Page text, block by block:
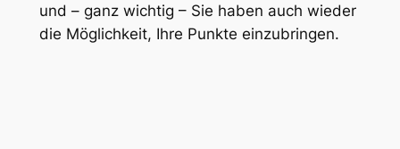
und – ganz wichtig – Sie haben auch wieder
die Möglichkeit, Ihre Punkte einzubringen.